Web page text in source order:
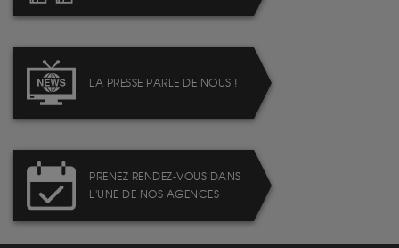
LA PRESSE PARLE DE NOUS !
PRENEZ RENDEZ-VOUS DANS
L'UNE DE NOS AGENCES